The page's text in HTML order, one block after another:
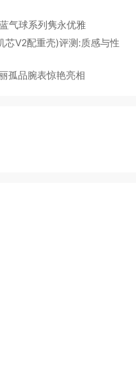
气球系列隽永优雅
芯V2配重壳)评测:质感与性
孤品腕表惊艳亮相